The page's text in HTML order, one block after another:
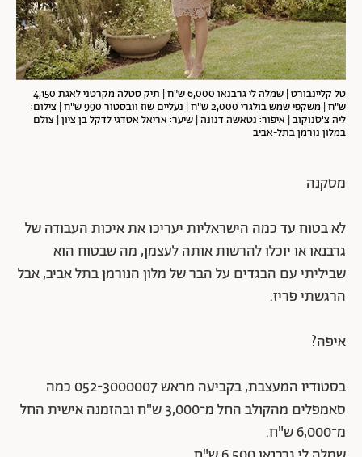
טל קליינבורט | שמלה לי גרבנאו 6,000 ש"ח | תיק סטלה מקרטני לאגת 4,150
ש"ח | משקפי שמש בולגרי 2,000 ש"ח | נעליים שוז וובסטור 990 ש"ח | צילום:
ליה צ'סנוקוב | איפור: נטאשה דנונה | שיער: אריאל אטדגי לדקל בן ציון | צולם
במלון נורמן בתל-אביב
מסקנה
לא בטוח עד כמה הישראליות יעריכו את איכות העבודה של
גרבנאו או יוכלו להרשות אותה לעצמן, מה שבטוח הוא
שביליתי עם הבגדים על הבר של מלון הנורמן בתל אביב, אבל
הרגשתי פריז.
איפה?
בסטודיו המעצבת, בקביעה מראש 052-3000007 כמה
סאמפלים מהקולב החל מ־3,000 ש"ח ובהזמנה אישית החל
מ־6,000 ש"ח.